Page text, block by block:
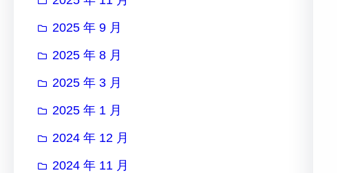
2025 年 9 月
2025 年 8 月
2025 年 3 月
2025 年 1 月
2024 年 12 月
2024 年 11 月